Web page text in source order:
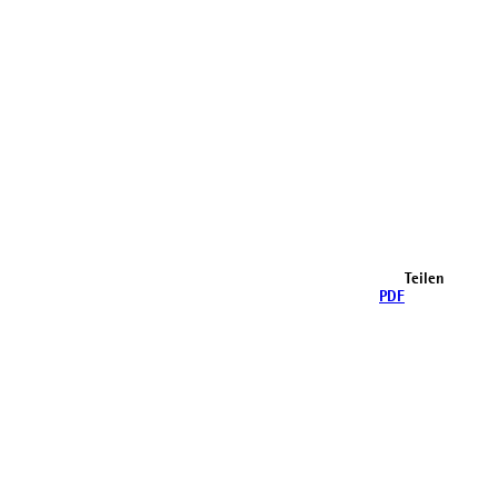
PDF
Teilen